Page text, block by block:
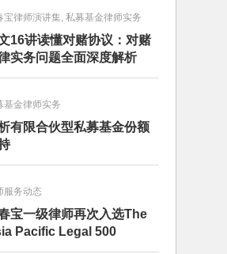
宝律师演讲集, 私募基金律师实务
16讲读懂对赌协议：对赌
实务问题全面深度解析
基金律师实务
有限合伙型私募基金份额
服务动态
宝一级律师再次入选The
Pacific Legal 500